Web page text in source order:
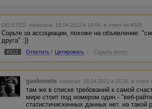
DELETED написала 18.04.2012 в 14:56 в ответ на #309
Сорьте за ассоциации, похоже на объявление:
друга" :))
#312 Ответить / Цитировать / Скрыть ветку
gaskonets написал 18.04.2012 в 15:26 в ответ
там же в списке требований к самой
мире стоит под номером один - "веб-
статистичискенных данных нет. на